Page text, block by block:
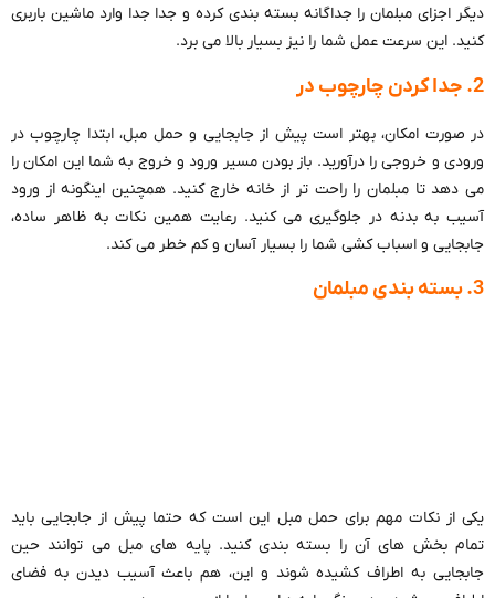
دیگر اجزای مبلمان را جداگانه بسته بندی کرده و جدا جدا وارد ماشین باربری
کنید. این سرعت عمل شما را نیز بسیار بالا می برد.
2. جدا کردن چارچوب در
در صورت امکان، بهتر است پیش از جابجایی و حمل مبل، ابتدا چارچوب در
ورودی و خروجی را درآورید. باز بودن مسیر ورود و خروج به شما این امکان را
می دهد تا مبلمان را راحت تر از خانه خارج کنید. همچنین اینگونه از ورود
آسیب به بدنه در جلوگیری می کنید. رعایت همین نکات به ظاهر ساده،
جابجایی و اسباب کشی شما را بسیار آسان و کم خطر می کند.
3. بسته بندی مبلمان
یکی از نکات مهم برای حمل مبل این است که حتما پیش از جابجایی باید
تمام بخش های آن را بسته بندی کنید. پایه های مبل می توانند حین
جابجایی به اطراف کشیده شوند و این، هم باعث آسیب دیدن به فضای